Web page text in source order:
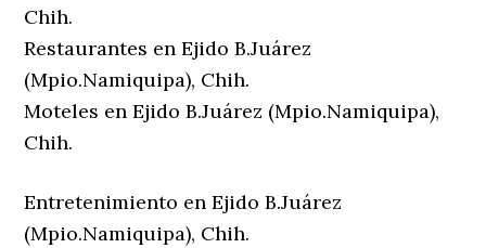
Chih.
Restaurantes en Ejido B.Juárez
(Mpio.Namiquipa), Chih.
Moteles en Ejido B.Juárez (Mpio.Namiquipa),
Chih.
Entretenimiento en Ejido B.Juárez
(Mpio.Namiquipa), Chih.